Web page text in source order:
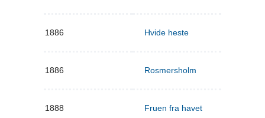
1886 Hvide heste
1886 Rosmersholm
1888 Fruen fra havet